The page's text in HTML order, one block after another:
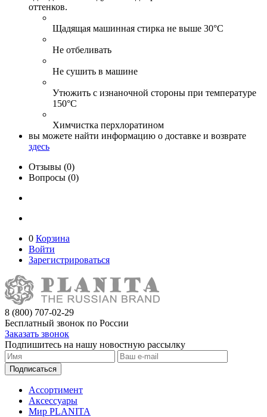
оттенков.
Щадящая машинная стирка не выше 30°С
Не отбеливать
Не сушить в машине
Утюжить с изнаночной стороны при температуре
150°С
Химчистка перхлоратином
вы можете найти информацию о доставке и возврате
здесь
Отзывы (0)
Вопросы (0)
0 Корзина
Войти
Зарегистрироваться
8 (800) 707-02-29
Бесплатный звонок по России
Заказать звонок
Подпишитесь на нашу новостную рассылку
Подписаться
Ассортимент
Аксессуары
Мир PLANITA